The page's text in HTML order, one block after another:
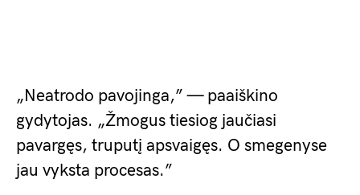
„Neatrodo pavojinga,” — paaiškino
gydytojas. „Žmogus tiesiog jaučiasi
pavargęs, truputį apsvaigęs. O smegenyse
jau vyksta procesas.”